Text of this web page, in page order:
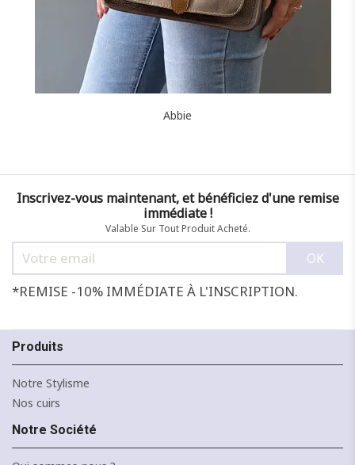
Abbie
Inscrivez-vous maintenant, et bénéficiez d'une remise
immédiate !
Valable Sur Tout Produit Acheté.
*REMISE -10% IMMÉDIATE À L'INSCRIPTION.
Produits
Notre Stylisme
Nos cuirs
Notre Société